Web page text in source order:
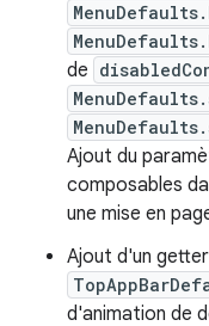
de
Ajout du
composables
une mise en
Ajout d'un getter
d'animation de